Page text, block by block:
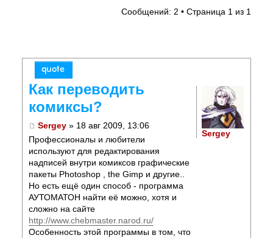
Сообщений: 2 • Страница 1из 1
Как переводить
комиксы?
Sergey » 18 авг 2009, 13:06
Профессионалы и любители
используют для редактирования
надписей внутри комиксов графические
пакеты Photoshop , the Gimp и другие..
Но есть ещё один способ - программа
АУТОМАТОН найти её можно, хотя и
сложно на сайте
http://www.chebmaster.narod.ru/
Особенность этой программы в том, что
Sergey